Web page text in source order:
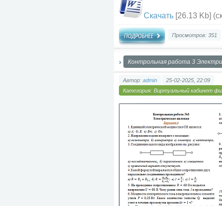
Скачать [26.13 Kb]
Просмотров: 351
Контрольная работа 3
Автор: admin
25-02-2025, 22:09
Категория: Виртуальный кабинет